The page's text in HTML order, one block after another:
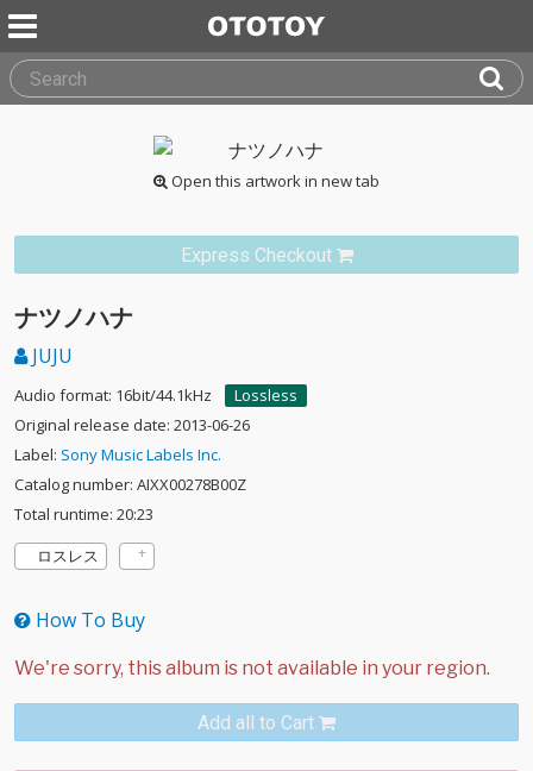
Open this artwork in new tab
Express Checkout
ナツノハナ
JUJU
Audio format: 16bit/44.1kHz
Lossless
Original release date: 2013-06-26
Label: Sony Music Labels Inc.
Catalog number: AIXX00278B00Z
Total runtime: 20:23
ロスレス
How To Buy
Add all to Cart